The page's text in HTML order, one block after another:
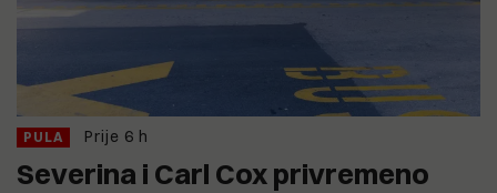
PULA Prije 6 h
Severina i Carl Cox privremeno